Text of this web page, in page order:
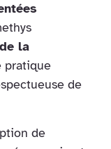
la
pratique
de
de